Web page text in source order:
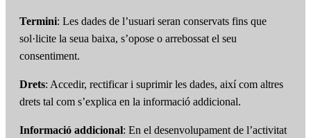
Termini: Les dades de l’usuari seran conservats fins que
sol·licite la seua baixa, s’opose o arrebossat el seu
consentiment.
Drets: Accedir, rectificar i suprimir les dades, així com altres
drets tal com s’explica en la informació addicional.
Informació addicional: En el desenvolupament de l’activitat